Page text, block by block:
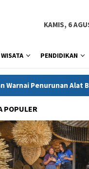
KAMIS, 6
WISATA PENDIDIKAN
Berat di Desa
POPULER